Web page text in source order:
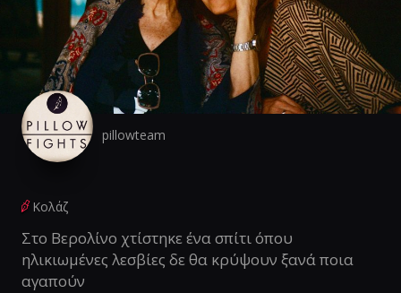
pillowteam
Κολάζ
Στο Βερολίνο χτίστηκε ένα σπίτι όπου
ηλικιωμένες λεσβίες δε θα κρύψουν ξανά ποια
αγαπούν